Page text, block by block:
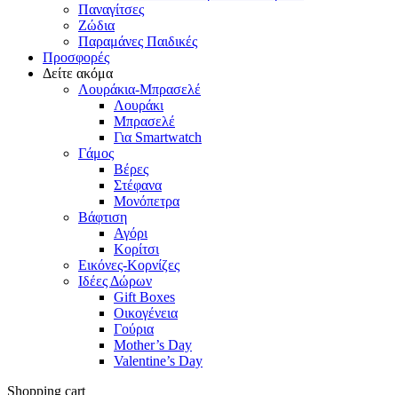
Παναγίτσες
Ζώδια
Παραμάνες Παιδικές
Προσφορές
Δείτε ακόμα
Λουράκια-Μπρασελέ
Λουράκι
Μπρασελέ
Για Smartwatch
Γάμος
Βέρες
Στέφανα
Μονόπετρα
Βάφτιση
Αγόρι
Κορίτσι
Εικόνες-Κορνίζες
Ιδέες Δώρων
Gift Boxes
Οικογένεια
Γούρια
Mother’s Day
Valentine’s Day
Shopping cart